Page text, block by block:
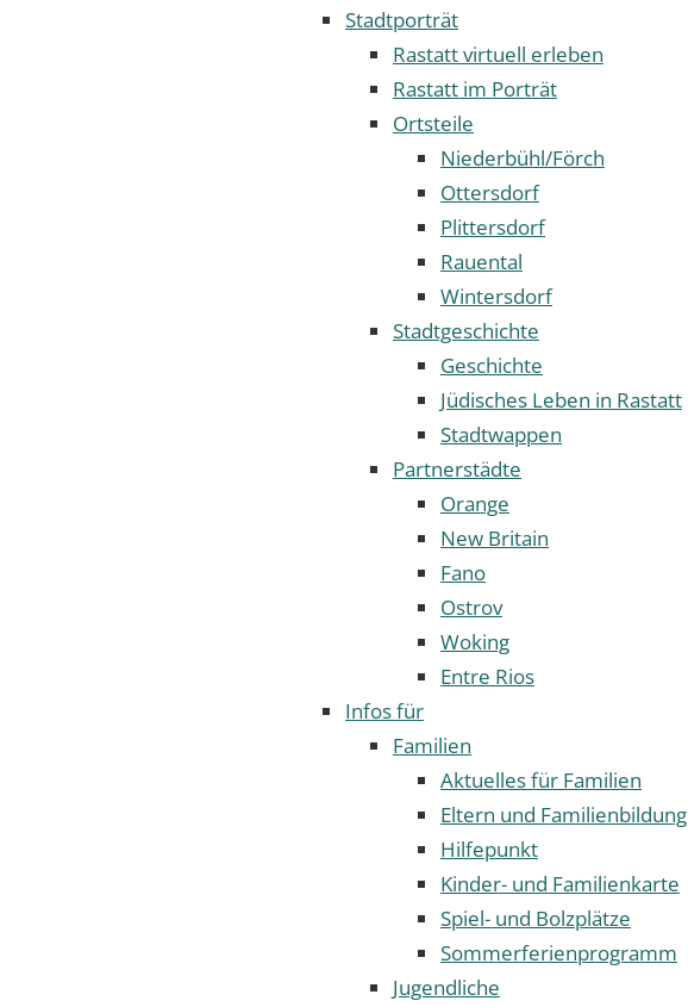
Stadtporträt
Rastatt virtuell erleben
Rastatt im Porträt
Ortsteile
Niederbühl/Förch
Ottersdorf
Plittersdorf
Rauental
Wintersdorf
Stadtgeschichte
Geschichte
Jüdisches Leben in Rastatt
Stadtwappen
Partnerstädte
Orange
New Britain
Fano
Ostrov
Woking
Entre Rios
Infos für
Familien
Aktuelles für Familien
Eltern und Familienbildung
Hilfepunkt
Kinder- und Familienkarte
Spiel- und Bolzplätze
Sommerferienprogramm
Jugendliche